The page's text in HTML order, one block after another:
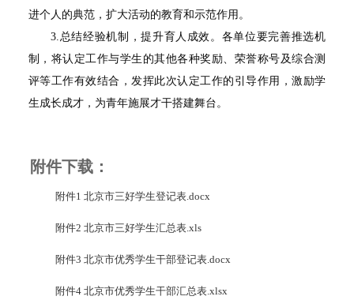
进个人的典范，扩大活动的教育和示范作用。
3.总结经验机制，提升育人成效。各单位要完善推选机
制，将认定工作与学生的其他各种奖励、荣誉称号及综合测
评等工作有效结合，发挥此次认定工作的引导作用，激励学
生成长成才，为青年施展才干搭建舞台。
附件下载：
附件1 北京市三好学生登记表.docx
附件2 北京市三好学生汇总表.xls
附件3 北京市优秀学生干部登记表.docx
附件4 北京市优秀学生干部汇总表.xlsx